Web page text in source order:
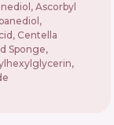
Ascorbyl
Centella
Sponge,